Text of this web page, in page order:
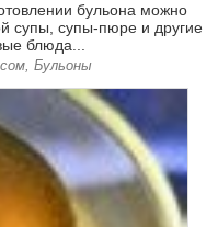
бульона можно
супы, супы-пюре и другие
блюда...
Бульоны